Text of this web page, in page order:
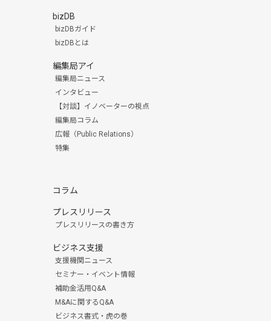
bizDB
bizDBガイド
bizDBとは
編集局アイ
編集局ニュース
インタビュー
【対談】イノベーターの視点
編集局コラム
広報（Public Relations）
特集
コラム
プレスリリース
プレスリリースの書き方
ビジネス支援
支援機関ニュース
セミナー・イベント情報
補助金活用Q&A
M&Aに関するQ&A
ビジネス書式・虎の巻